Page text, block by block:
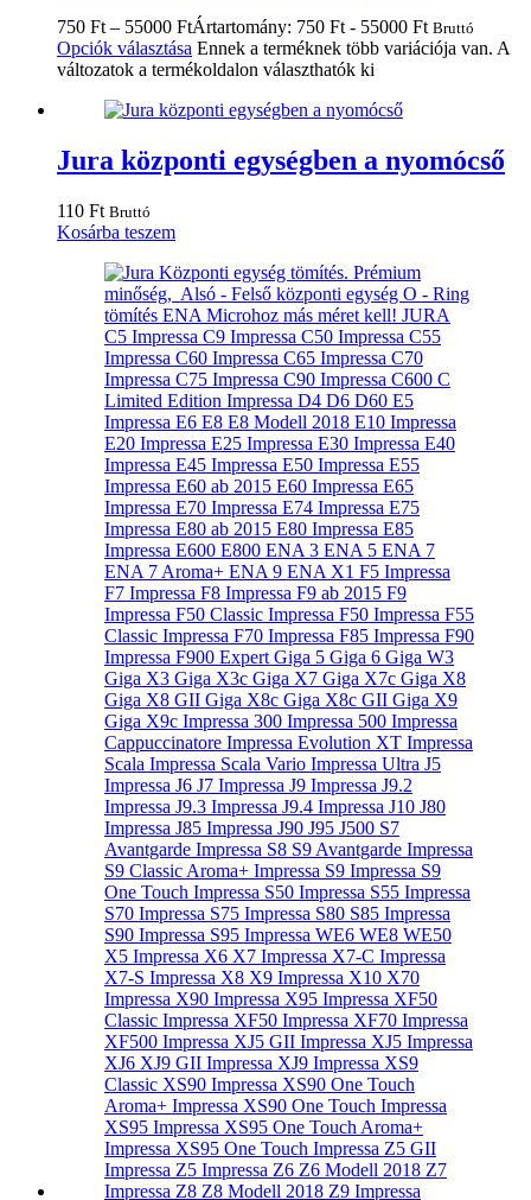
750 Ft – 55000 FtÁrtartomány: 750 Ft - 55000 Ft Bruttó
Opciók választása Ennek a terméknek több variációja van. A
változatok a termékoldalon választhatók ki
Jura központi egységben a nyomócső
110 Ft Bruttó
Kosárba teszem